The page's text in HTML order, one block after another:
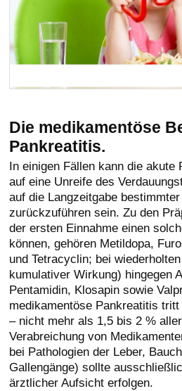
Die medikamentöse
Pankreatitis.
In einigen Fällen kann die akute
auf eine Unreife des
auf die Langzeitgabe
zurückzuführen sein. Zu den
der ersten Einnahme einen
können, gehören Metildopa,
und Tetracyclin; bei
kumulativer Wirkung) hingegen
Pentamidin, Klosapin sowie
medikamentöse Pankreatitis
– nicht mehr als 1,5 bis 2 %
Verabreichung von
bei Pathologien der Leber,
Gallengänge) sollte
ärztlicher Aufsicht erfolgen.